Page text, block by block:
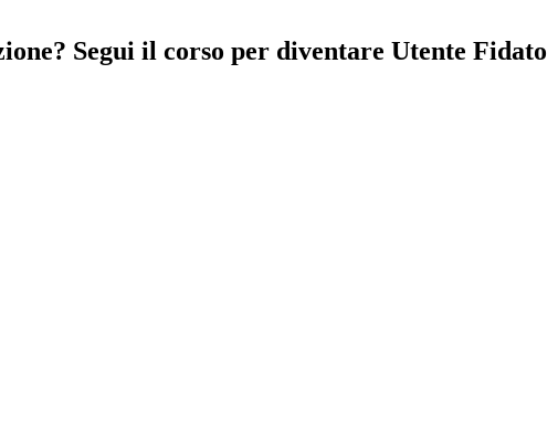
Segui il corso per diventare Utente Fidato